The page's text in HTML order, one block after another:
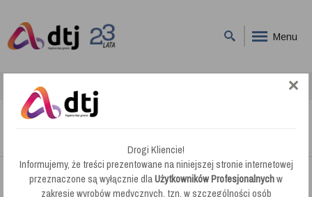
Menu
Firma DTJ oferuje jednorazoweręczniki papierowe
Drogi Kliencie!
Informujemy, że treści prezentowane na niniejszej stronie internetowej
przeznaczone są wyłącznie dlaUżytkowników Profesjonalnychw
zakresie wyrobów medycznych, tzn. w szczególności osób